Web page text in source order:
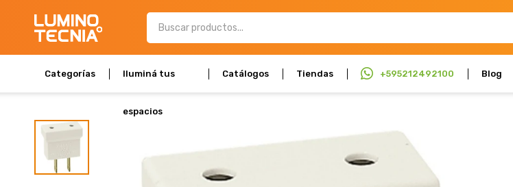
Categorías Iluminá tus
espacios
Catálogos Tiendas +595212492100 Blog